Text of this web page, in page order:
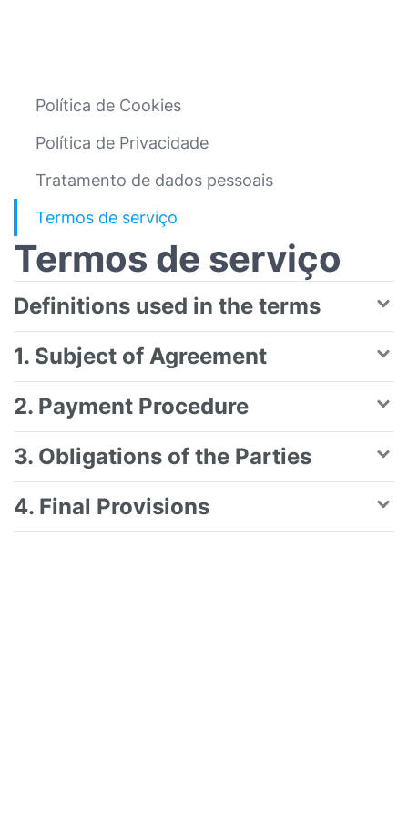
Política de Cookies
Política de Privacidade
Tratamento de dados pessoais
Termos de serviço
Termos de serviço
Definitions used in the terms
1. Subject of Agreement
2. Payment Procedure
3. Obligations of the Parties
4. Final Provisions